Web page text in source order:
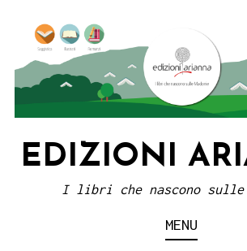
content
EDIZIONI
I libri che nascono sulle
MENU